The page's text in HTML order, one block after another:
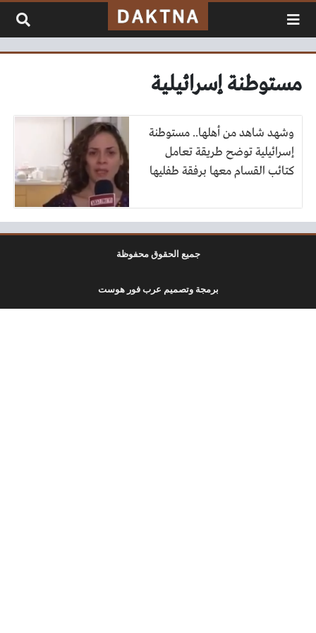
مستوطنة إسرائيلية
وشهد شاهد من أهلها.. مستوطنة
إسرائيلية توضح طريقة تعامل
كتائب القسام معها برفقة طفليها
جميع الحقوق محفوظة
برمجة وتصميم عرب فور هوست